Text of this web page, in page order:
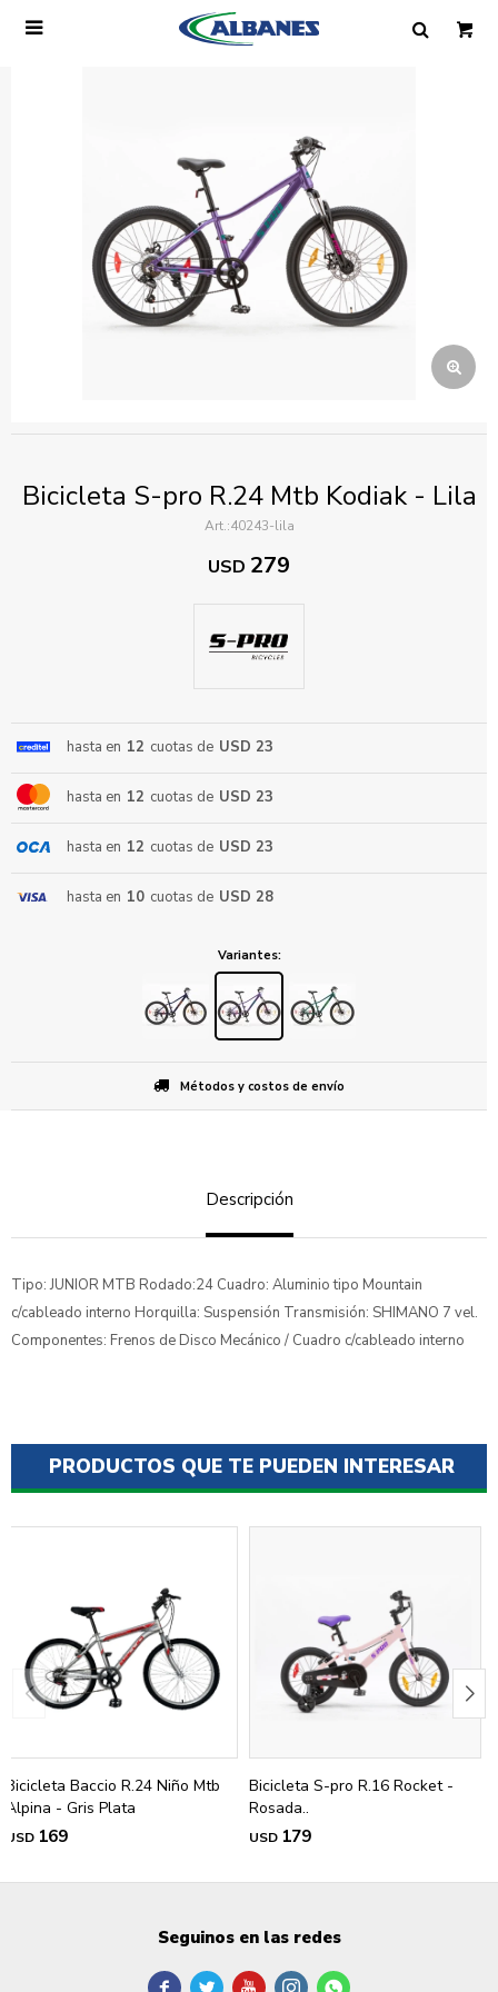

Bicicleta S-pro R.24 Mtb Kodiak - Lila
40243-lila
USD 279
hasta en 12 cuotas de USD 23
hasta en 12 cuotas de USD 23
hasta en 12 cuotas de USD 23
hasta en 10 cuotas de USD 28
Variantes:
Métodos y costos de envío
Descripción
Tipo: JUNIOR MTB Rodado:24 Cuadro: Aluminio tipo Mountain
c/cableado interno Horquilla: Suspensión Transmisión: SHIMANO 7 vel.
Componentes: Frenos de Disco Mecánico / Cuadro c/cableado interno
PRODUCTOS QUE TE PUEDEN INTERESAR
Bicicleta Baccio R.24 Niño Mtb
Alpina - Gris Plata
USD 169
Bicicleta S-pro R.16 Rocket -
Rosada..
USD 179
Correo electrónico
Seguinos en las redes
    